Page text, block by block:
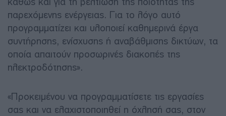
παρεχόμενης ενέργειας. Για το λόγο αυτό
προγραμματίζει και υλοποιεί καθημερινά έργα
συντήρησης, ενίσχυσης ή αναβάθμισης δικτύων, τα
οποία απαιτούν προσωρινές διακοπές της
ηλεκτροδότησης».
«Προκειμένου να προγραμματίσετε τις εργασίες
σας και να ελαχιστοποιηθεί η όχλησή σας, στον